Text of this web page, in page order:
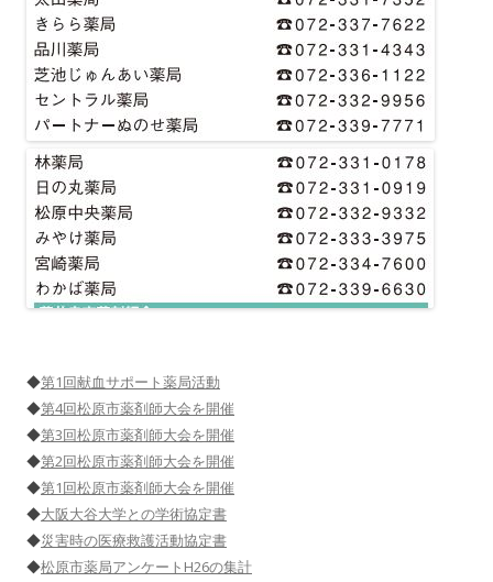
◆第1回献血サポート薬局活動
◆第4回松原市薬剤師大会を開催
◆第3回松原市薬剤師大会を開催
◆第2回松原市薬剤師大会を開催
◆第1回松原市薬剤師大会を開催
◆大阪大谷大学との学術協定書
◆災害時の医療救護活動協定書
◆松原市薬局アンケートH26の集計